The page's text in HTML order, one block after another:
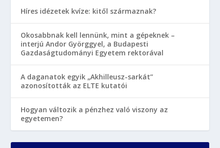
Híres idézetek kvíze: kitől származnak?
Okosabbnak kell lennünk, mint a gépeknek –
interjú Andor Györggyel, a Budapesti
Gazdaságtudományi Egyetem rektorával
A daganatok egyik „Akhilleusz-sarkát”
azonosították az ELTE kutatói
Hogyan változik a pénzhez való viszony az
egyetemen?